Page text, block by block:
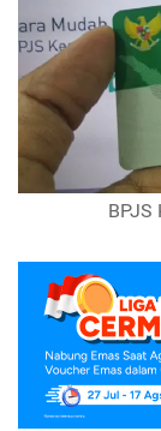
BPJS